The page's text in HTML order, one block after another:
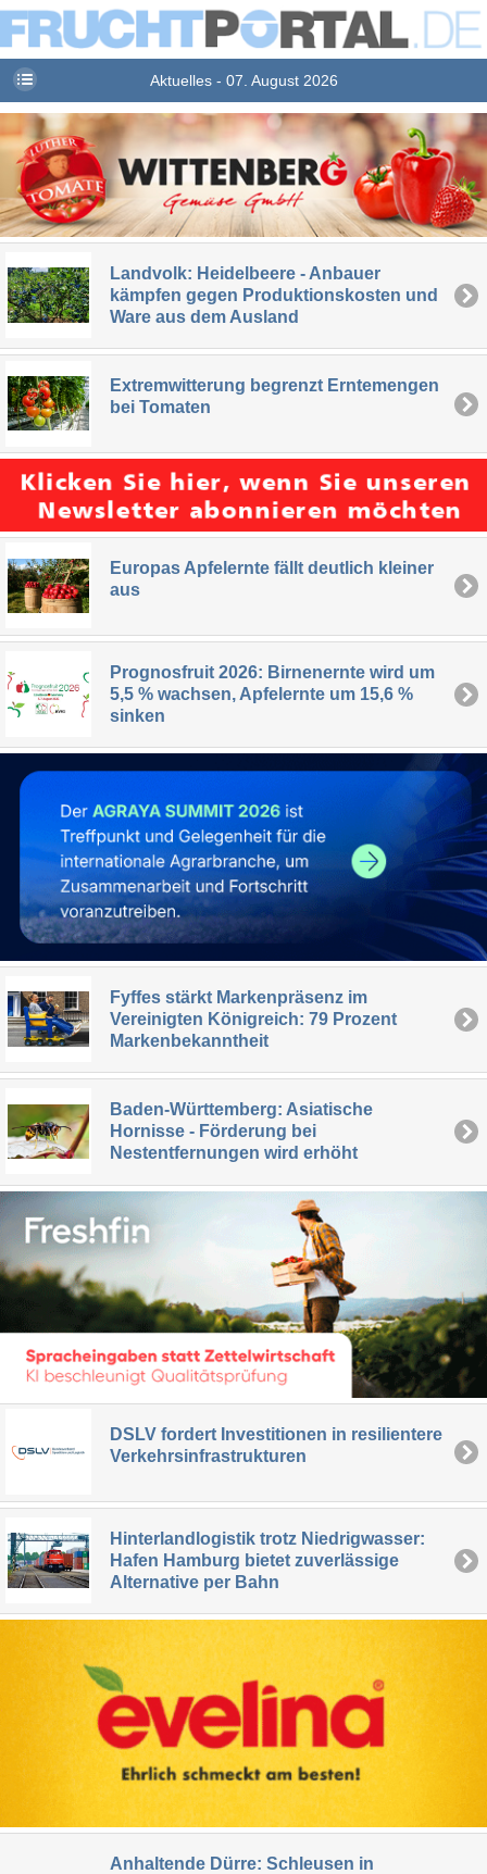
Aktuelles - 07. August 2026
Landvolk: Heidelbeere - Anbauer
kämpfen gegen Produktionskosten und
Ware aus dem Ausland
Extremwitterung begrenzt Erntemengen
bei Tomaten
Europas Apfelernte fällt deutlich kleiner
aus
Prognosfruit 2026: Birnenernte wird um
5,5 % wachsen, Apfelernte um 15,6 %
sinken
Fyffes stärkt Markenpräsenz im
Vereinigten Königreich: 79 Prozent
Markenbekanntheit
Baden-Württemberg: Asiatische
Hornisse - Förderung bei
Nestentfernungen wird erhöht
DSLV fordert Investitionen in resilientere
Verkehrsinfrastrukturen
Hinterlandlogistik trotz Niedrigwasser:
Hafen Hamburg bietet zuverlässige
Alternative per Bahn
Anhaltende Dürre: Schleusen in